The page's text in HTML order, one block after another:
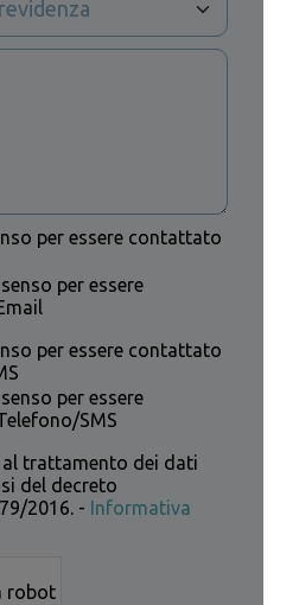
per essere contattato
per essere
per essere contattato
per essere
SMS
trattamento dei dati
del decreto
2016. - Informativa
robot